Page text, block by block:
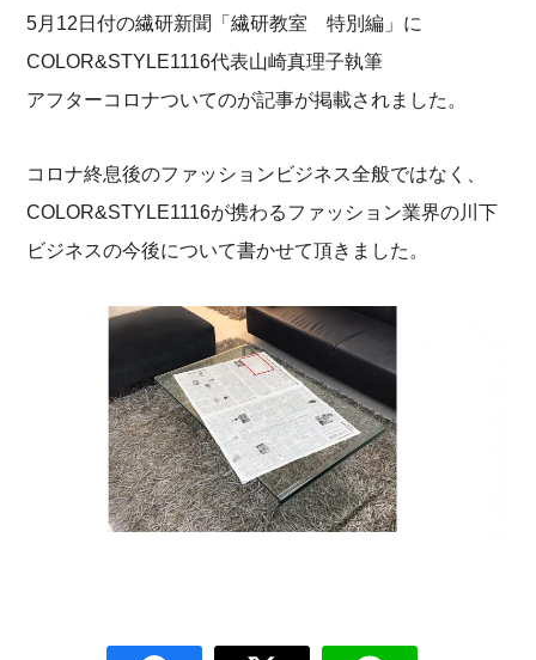
5月12日付の繊研新聞「繊研教室 特別編」に
COLOR&STYLE1116代表山崎真理子執筆
アフターコロナついてのが記事が掲載されました。
コロナ終息後のファッションビジネス全般ではなく、
COLOR&STYLE1116が携わるファッション業界の川下
ビジネスの今後について書かせて頂きました。